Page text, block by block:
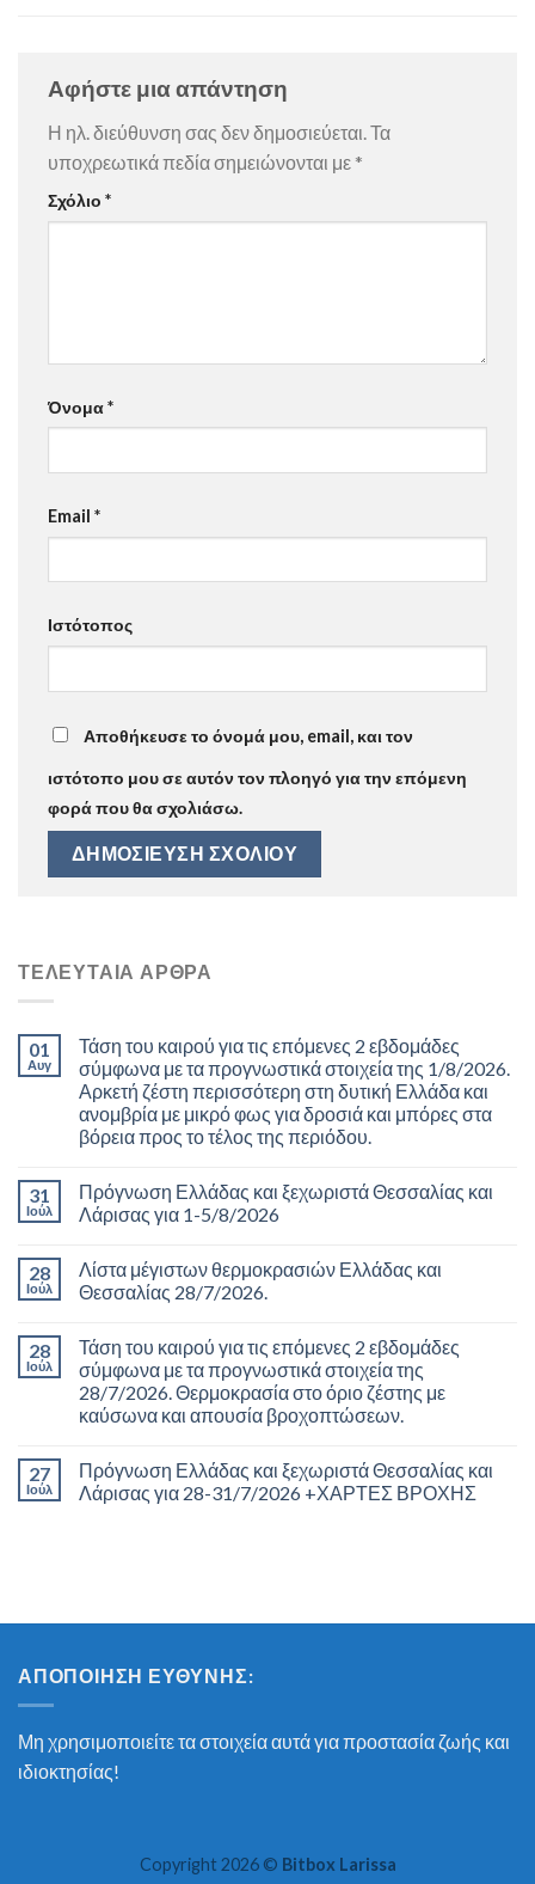
Αφήστε μια απάντηση
Η ηλ. διεύθυνση σας δεν δημοσιεύεται.Τα
υποχρεωτικά πεδία σημειώνονται με *
Σχόλιο *
Όνομα*
Email *
Ιστότοπος
Αποθήκευσε το όνομά μου, email, και τον
ιστότοπο μου σε αυτόν τον πλοηγό για την επόμενη
φορά που θα σχολιάσω.
ΤΕΛΕΥΤΑΊΑ ΆΡΘΡΑ
01
Αυγ
Τάση του καιρού για τις επόμενες 2 εβδομάδες
σύμφωνα με τα προγνωστικά στοιχεία της 1/8/2026.
Αρκετή ζέστη περισσότερη στη δυτική Ελλάδα και
ανομβρία με μικρό φως για δροσιά και μπόρες στα
βόρεια προς το τέλος της περιόδου.
31
Ιούλ
Πρόγνωση Ελλάδας και ξεχωριστά Θεσσαλίας και
Λάρισας για 1-5/8/2026
28
Ιούλ
Λίστα μέγιστων θερμοκρασιών Ελλάδας και
Θεσσαλίας 28/7/2026.
28
Ιούλ
Τάση του καιρού για τις επόμενες 2 εβδομάδες
σύμφωνα με τα προγνωστικά στοιχεία της
28/7/2026. Θερμοκρασία στο όριο ζέστης με
καύσωνα και απουσία βροχοπτώσεων.
27
Ιούλ
Πρόγνωση Ελλάδας και ξεχωριστά Θεσσαλίας και
Λάρισας για 28-31/7/2026 +ΧΑΡΤΕΣ ΒΡΟΧΗΣ
ΑΠΟΠΟΊΗΣΗ ΕΥΘΎΝΗΣ:
Μη χρησιμοποιείτε τα στοιχεία αυτά για προστασία ζωής και
ιδιοκτησίας!
Copyright 2026 © Bitbox Larissa